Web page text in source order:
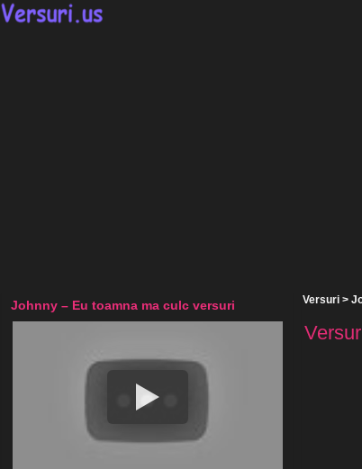
Versuri >
Johnny – Eu toamna ma culc versuri